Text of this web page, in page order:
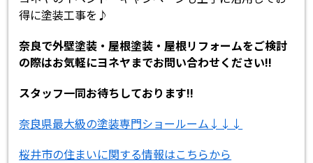
得に塗装工事を♪
奈良で外壁塗装・屋根塗装・屋根リフォームをご検討
の際はお気軽にヨネヤまでお問い合わせください!!
スタッフ一同お待ちしております!!
奈良県最大級の塗装専門ショールーム↓↓↓
桜井市の住まいに関する情報はこちらから